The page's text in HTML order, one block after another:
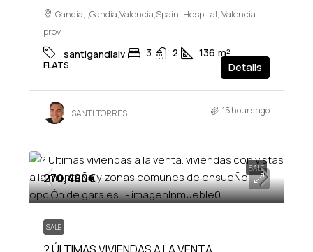
Gandia, ,Gandia,Valencia,Spain, Hospital, Valencia
prov
santigandiaiv 3 2 136 m²
FLATS Details
SANTI TORRES 15 hours ago
SALE
270,480€
SALE